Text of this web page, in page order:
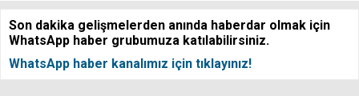
Son dakika gelişmelerden anında haberdar olmak için
WhatsApp haber grubumuza katılabilirsiniz.
WhatsApp haber kanalımız için tıklayınız!